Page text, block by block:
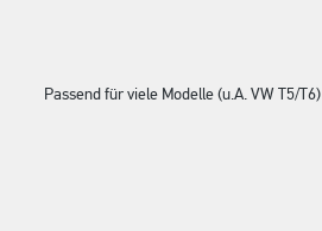
Passend für viele Modelle (u.A. VW T5/T6)